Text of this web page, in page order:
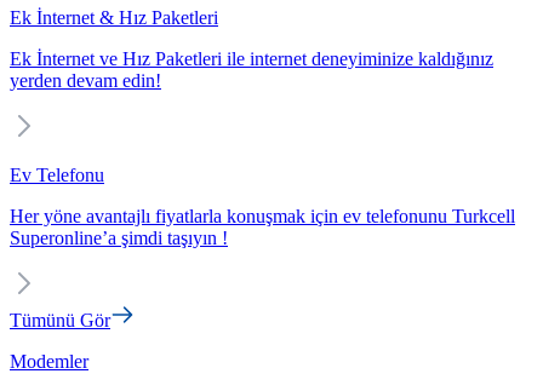
Ek İnternet & Hız Paketleri
Ek İnternet ve Hız Paketleri ile internet deneyiminize kaldığınız
yerden devam edin!
Ev Telefonu
Her yöne avantajlı fiyatlarla konuşmak için ev telefonunu Turkcell
Superonline’a şimdi taşıyın !
Tümünü Gör
Modemler